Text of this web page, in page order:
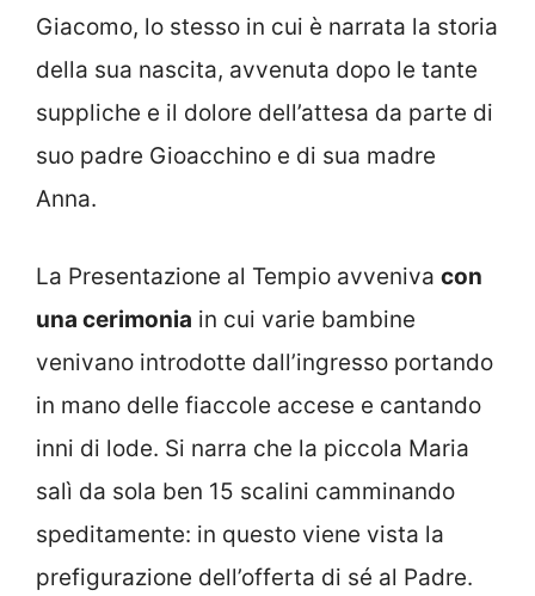
Giacomo, lo stesso in cui è narrata la storia
della sua nascita, avvenuta dopo le tante
suppliche e il dolore dell’attesa da parte di
suo padre Gioacchino e di sua madre
Anna.
La Presentazione al Tempio avveniva con
una cerimonia in cui varie bambine
venivano introdotte dall’ingresso portando
in mano delle fiaccole accese e cantando
inni di lode. Si narra che la piccola Maria
salì da sola ben 15 scalini camminando
speditamente: in questo viene vista la
prefigurazione dell’offerta di sé al Padre.